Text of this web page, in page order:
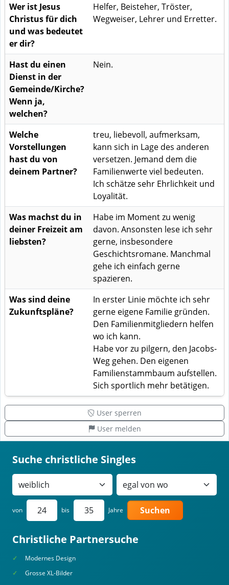
Wer ist Jesus
Christus für dich
und was bedeutet
er dir?
Helfer, Beisteher, Tröster,
Wegweiser, Lehrer und Erretter.
Hast du einen
Dienst in der
Gemeinde/Kirche?
Wenn ja,
welchen?
Nein.
Welche
Vorstellungen
hast du von
deinem Partner?
treu, liebevoll, aufmerksam,
kann sich in Lage des anderen
versetzen. Jemand dem die
Familienwerte viel bedeuten.
Ich schätze sehr Ehrlichkeit und
Loyalität.
Was machst du in
deiner Freizeit am
liebsten?
Habe im Moment zu wenig
davon. Ansonsten lese ich sehr
gerne, insbesondere
Geschichtsromane. Manchmal
gehe ich einfach gerne
spazieren.
Was sind deine
Zukunftspläne?
In erster Linie möchte ich sehr
gerne eigene Familie gründen.
Den Familienmitgliedern helfen
wo ich kann.
Habe vor zu pilgern, den Jacobs-
Weg gehen. Den eigenen
Familienstammbaum aufstellen.
Sich sportlich mehr betätigen.
User sperren
User melden
Suche christliche Singles
von bis Jahre Suchen
Christliche Partnersuche
Modernes Design
Grosse XL-Bilder